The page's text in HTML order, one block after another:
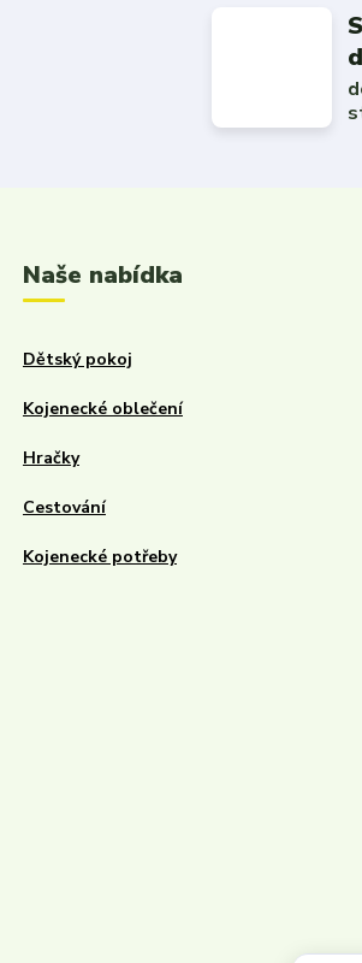
Naše nabídka
Dětský pokoj
Kojenecké oblečení
Hračky
Cestování
Kojenecké potřeby